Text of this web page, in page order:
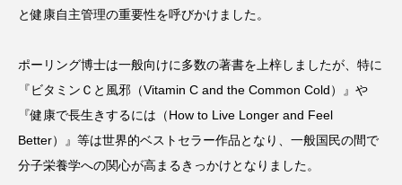
と健康自主管理の重要性を呼びかけました。
ポーリング博士は一般向けに多数の著書を上梓しましたが、特に
『ビタミンＣと風邪（Vitamin C and the Common Cold）』や
『健康で長生きするには（How to Live Longer and Feel
Better）』等は世界的ベストセラー作品となり、一般国民の間で
分子栄養学への関心が高まるきっかけとなりました。